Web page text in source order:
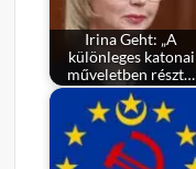
Irina Geht: „A
különleges katonai
műveletben részt…